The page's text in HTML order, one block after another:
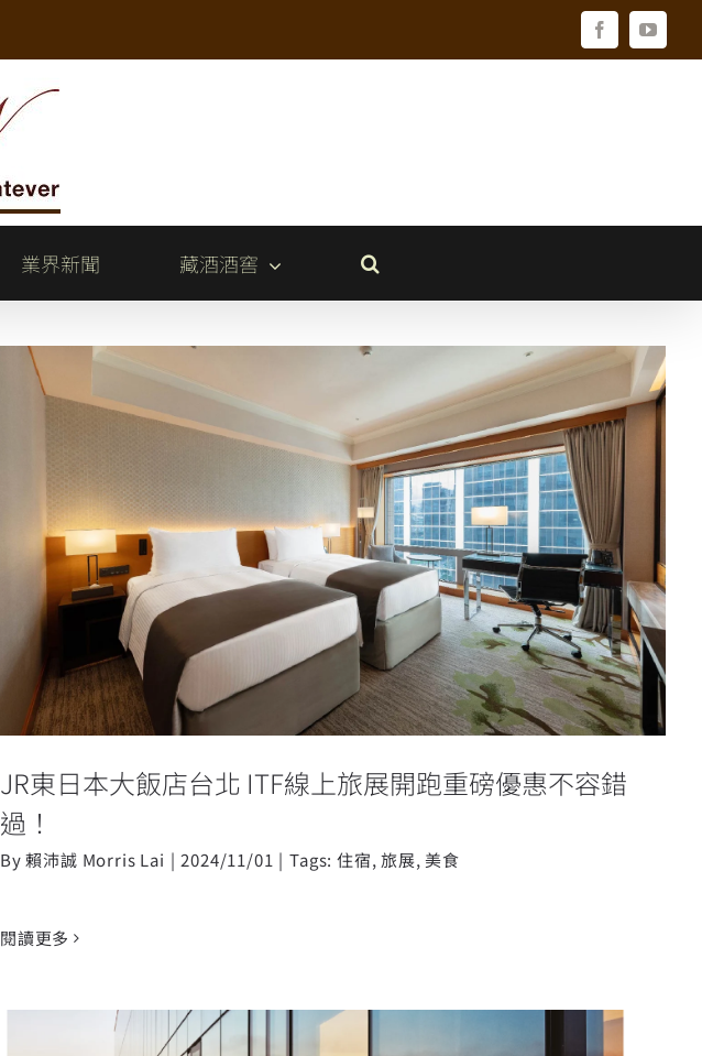
Facebook
業界新聞 藏酒酒窖
JR東日本大飯店台北 ITF線上旅展開跑重磅優惠不
容錯過！
JR東日本大飯店台北 ITF線上旅展開跑重磅優惠不容錯
過！
By賴沛誠 Morris Lai | 2024/11/01 | Tags:住宿,旅展,美食
閱讀更多